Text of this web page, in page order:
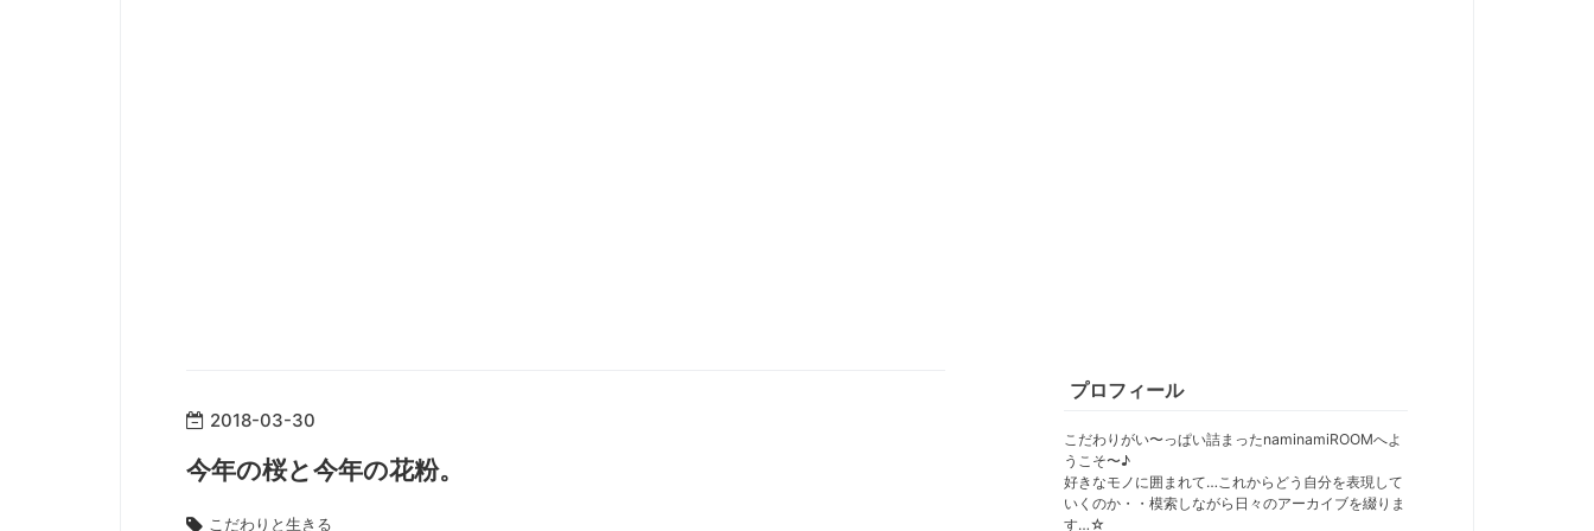
2018-03-30
今年の桜と今年の花粉。
こだわりと生きる
プロフィール
こだわりがい〜っぱい詰まったnaminamiROOMへよ
うこそ〜♪
好きなモノに囲まれて…これからどう自分を表現して
いくのか・・模索しながら日々のアーカイブを綴りま
す…☆